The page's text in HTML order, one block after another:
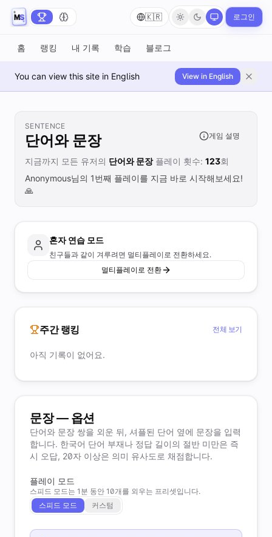
🇰🇷 로그인
홈 랭킹 내 기록 학습 블로그
You can view this site in English View in English
SENTENCE
단어와 문장 게임 설명
지금까지 모든 유저의 단어와 문장플레이 횟수: 123회
Anonymous님의 1번째 플레이를 지금 바로 시작해보세요!
🙏
혼자 연습 모드
친구들과 같이 겨루려면 멀티플레이로 전환하세요.
멀티플레이로 전환
주간 랭킹 전체 보기
아직 기록이 없어요.
문장 — 옵션
단어와 문장 쌍을 외운 뒤, 셔플된 단어 옆에 문장을 입력
합니다. 한국어 단어 부재나 정답 길이의 절반 미만은 즉
시 오답, 20자 이상은 의미 유사도로 채점합니다.
플레이 모드
스피드 모드는 1분 동안 10개를 외우는 프리셋입니다.
스피드 모드
커스텀